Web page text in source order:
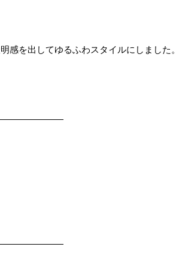
感を出してゆるふわスタイルにしました。